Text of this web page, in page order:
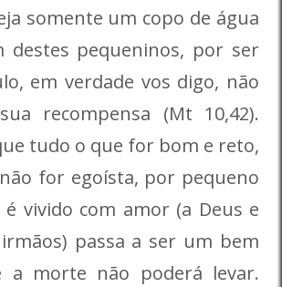
somente um copo de água
destes pequeninos, por ser
em verdade vos digo, não
recompensa (Mt 10,42).
tudo o que for bom e reto,
for egoísta, por pequeno
é vivido com amor (a Deus e
passa a ser um bem
a morte não poderá levar.